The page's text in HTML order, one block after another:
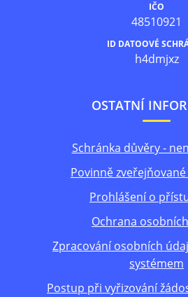
IČO
48510921
ID DATOOVÉ
h4dmjxz
OSTATNÍ
Schránka důvěry -
Povinně
Prohlášení o
Ochrana
Zpracování osobních
systémem
Postup při vyřizování